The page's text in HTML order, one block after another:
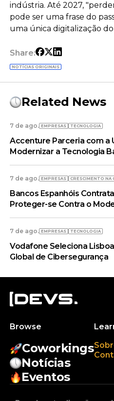
indústria. Até 2027,
pode ser uma frase do
uma única digitalização
Share:
NOTÍCIAS ORIGINAIS
Related News
7 de ago. EMPRESAS TECNOLOGIA
Accenture Parceria com a
Modernizar a Tecnologia
7 de ago. EMPRESAS CRESCIMENTO NA
Bancos Espanhóis
Proteger-se Contra o
7 de ago. EMPRESAS TECNOLOGIA
Vodafone Seleciona
Global de Cibersegurança
Browse
Coworkings
Notícias
Eventos